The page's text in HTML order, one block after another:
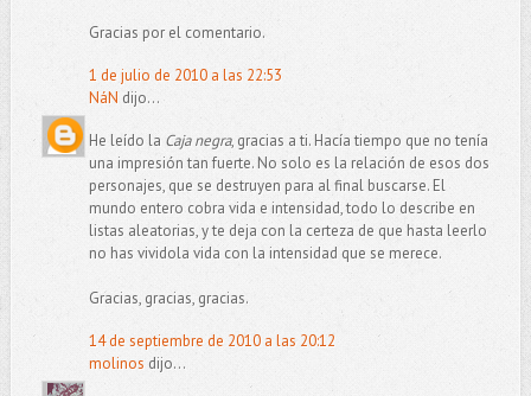
Gracias por el comentario.
1 de julio de 2010 a las 22:53
NáN dijo...
He leído la Caja negra, gracias a ti. Hacía tiempo que no tenía
una impresión tan fuerte. No solo es la relación de esos dos
personajes, que se destruyen para al final buscarse. El
mundo entero cobra vida e intensidad, todo lo describe en
listas aleatorias, y te deja con la certeza de que hasta leerlo
no has vividola vida con la intensidad que se merece.
Gracias, gracias, gracias.
14 de septiembre de 2010 a las 20:12
molinos dijo...